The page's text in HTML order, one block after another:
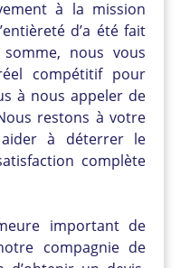
à la mission
d’a été fait
nous vous
compétitif pour
à nous appeler de
restons à votre
à déterrer le
complète
important de
compagnie de